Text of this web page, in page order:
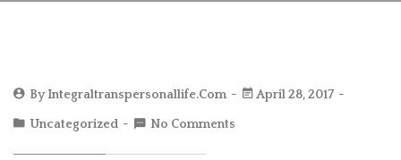
ByIntegraltranspersonallife.com April 28, 2017
Uncategorized No Comments